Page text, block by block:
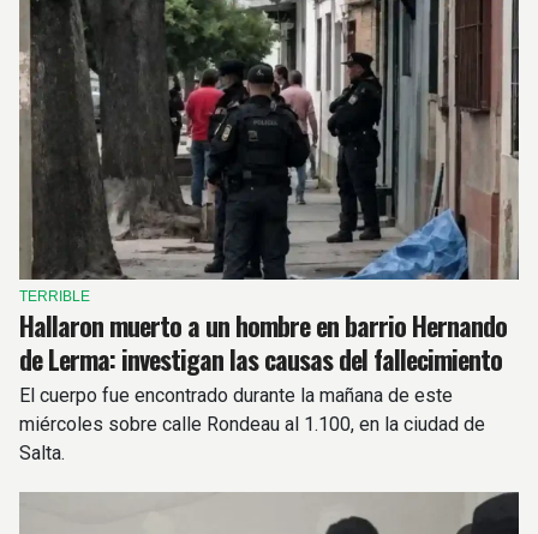
TERRIBLE
Hallaron muerto a un hombre en barrio Hernando
de Lerma: investigan las causas del fallecimiento
El cuerpo fue encontrado durante la mañana de este
miércoles sobre calle Rondeau al 1.100, en la ciudad de
Salta.